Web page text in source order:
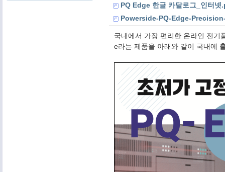
PQ Edge 한글 카달로그_인터넷
Powerside-PQ-Edge-
국내에서 가장 편리한 온라인 전기
e라는 제품을 아래와 같이 국내에